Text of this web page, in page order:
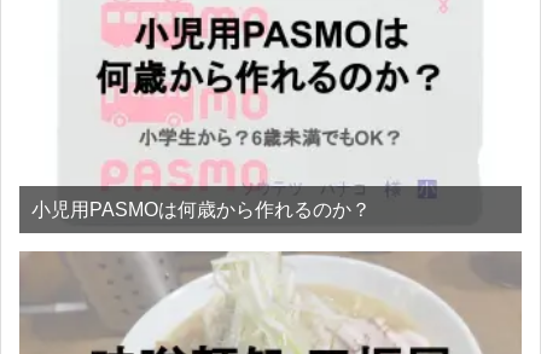
小児用PASMOは何歳から作れるのか？